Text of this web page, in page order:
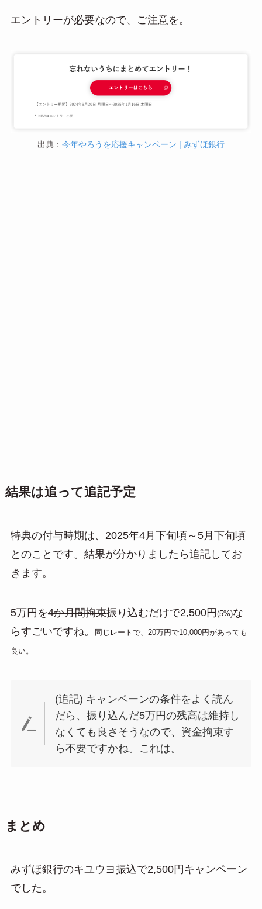
エントリーが必要なので、ご注意を。
出典： 今年やろうを応援キャンペーン | みずほ銀行
結果は追って追記予定
特典の付与時期は、2025年4月下旬頃～5月下旬頃
とのことです。結果が分かりましたら追記してお
きます。
5万円を4か月間拘束振り込むだけで2,500円 (5%)な
らすごいですね。
同じレートで、20万円で10,000円があっても
良い。
(追記) キャンペーンの条件をよく読ん
だら、振り込んだ5万円の残高は維持し
なくても良さそうなので、資金拘束す
ら不要ですかね。これは。
まとめ
みずほ銀行のキユウヨ振込で2,500円キャンペーン
でした。